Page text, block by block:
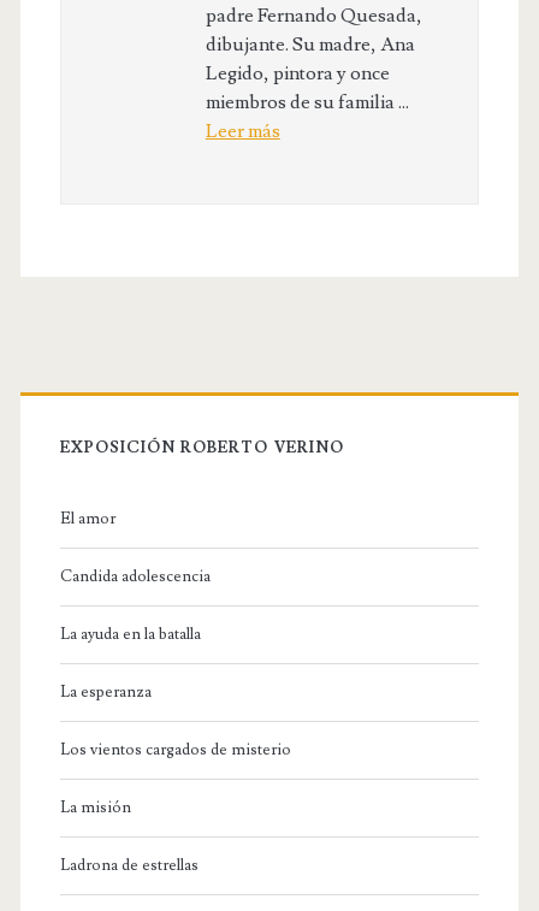
padre Fernando Quesada,
dibujante. Su madre, Ana
Legido, pintora y once
miembros de su familia ...
Leer más
EXPOSICIÓN ROBERTO VERINO
El amor
Candida adolescencia
La ayuda en la batalla
La esperanza
Los vientos cargados de misterio
La misión
Ladrona de estrellas